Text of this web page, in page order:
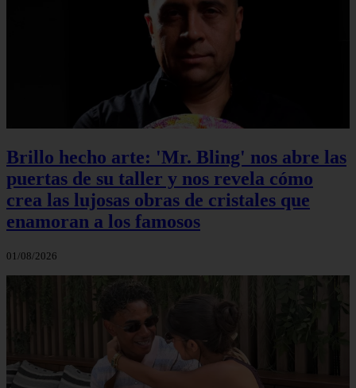
Brillo hecho arte: 'Mr. Bling' nos abre las
puertas de su taller y nos revela cómo
crea las lujosas obras de cristales que
enamoran a los famosos
01/08/2026